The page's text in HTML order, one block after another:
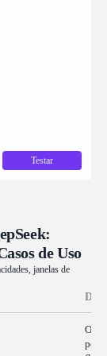
Testar
de Uso
janelas de
O